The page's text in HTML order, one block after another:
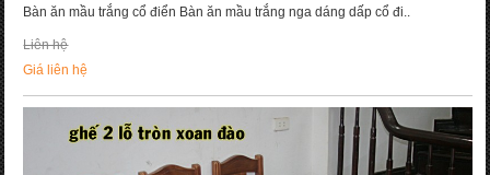
Bàn ăn mầu trắng cổ điển Bàn ăn mầu trắng nga dáng dấp cổ đi..
Liên hệ
Giá liên hệ